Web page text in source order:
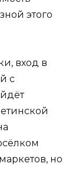
этого
вход в
с
но